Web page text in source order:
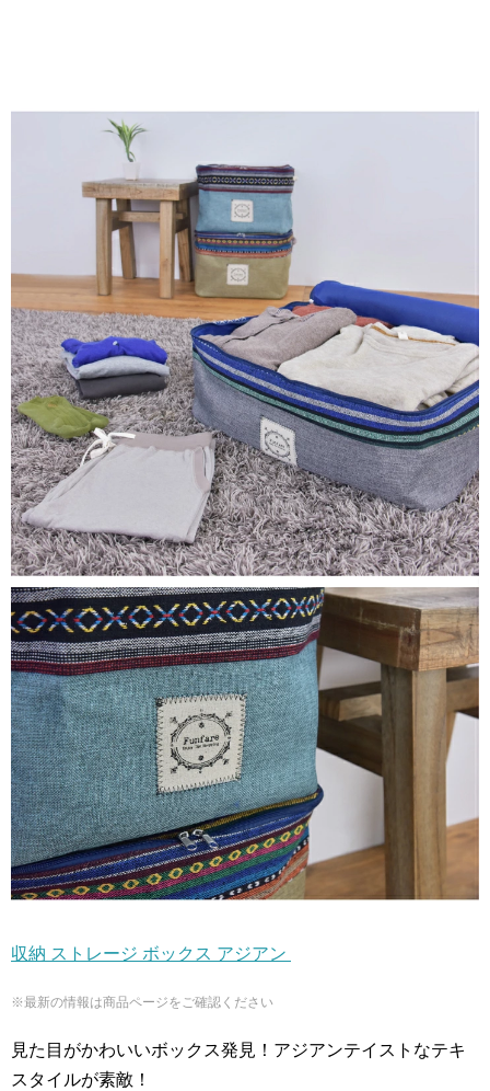
収納 ストレージ ボックス アジアン
※最新の情報は商品ページをご確認ください
見た目がかわいいボックス発見！アジアンテイストなテキ
スタイルが素敵！